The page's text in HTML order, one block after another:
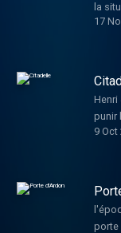
la
17
Henri
punir
de 2
9 Oct
porte